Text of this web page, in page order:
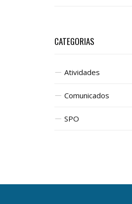
CATEGORIAS
Atividades
Comunicados
SPO